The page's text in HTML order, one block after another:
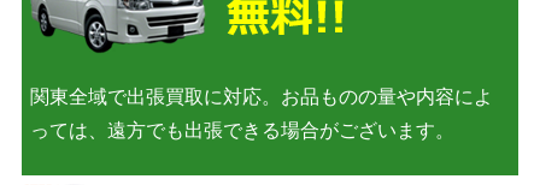
関東全域で出張買取に対応。お品ものの量や内容によ
っては、遠方でも出張できる場合がございます。